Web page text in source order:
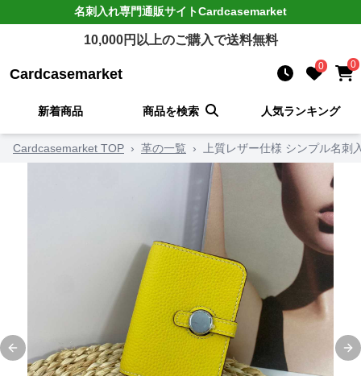
名刺入れ専門通販サイトCardcasemarket
10,000円以上のご購入で送料無料
Cardcasemarket 0 0
新着商品 商品を検索 人気ランキング
Cardcasemarket TOP › 革の一覧 › 上質レザー仕様 シンプル名刺
Previous slide